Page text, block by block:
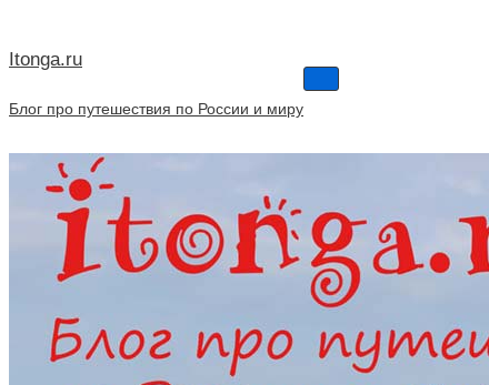
Itonga.ru
Блог про путешествия по России и миру
Меню